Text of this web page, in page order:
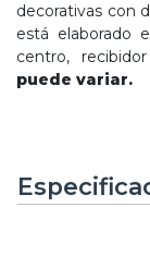
decorativas con
está elaborado
centro,
puede variar.